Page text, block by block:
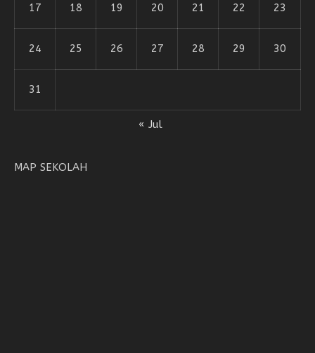
17 18 19 20 21 22 23
24 25 26 27 28 29 30
31
« Jul
MAP SEKOLAH